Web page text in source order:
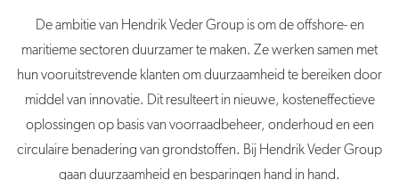
De ambitie van Hendrik Veder Group is om de offshore- en
maritieme sectoren duurzamer te maken. Ze werken samen met
hun vooruitstrevende klanten om duurzaamheid te bereiken door
middel van innovatie. Dit resulteert in nieuwe, kosteneffectieve
oplossingen op basis van voorraadbeheer, onderhoud en een
circulaire benadering van grondstoffen. Bij Hendrik Veder Group
gaan duurzaamheid en besparingen hand in hand.